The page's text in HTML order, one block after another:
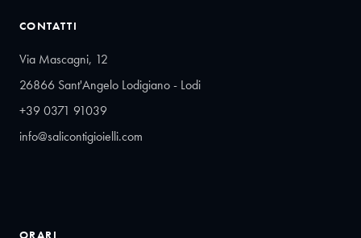
CONTATTI
Via Mascagni, 12
26866 Sant'Angelo Lodigiano - Lodi
+39 0371 91039
info@salicontigioielli.com
ORARI